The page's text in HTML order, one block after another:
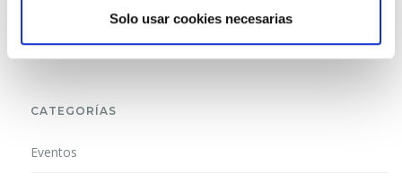
Solo usar cookies necesarias
CATEGORÍAS
Eventos